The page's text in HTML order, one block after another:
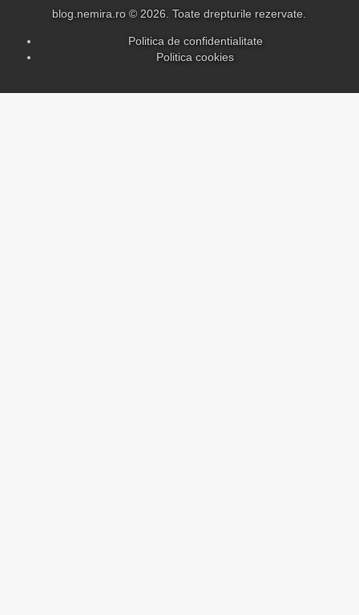
blog.nemira.ro © 2026. Toate drepturile rezervate.
Politica de confidentialitate
Politica cookies